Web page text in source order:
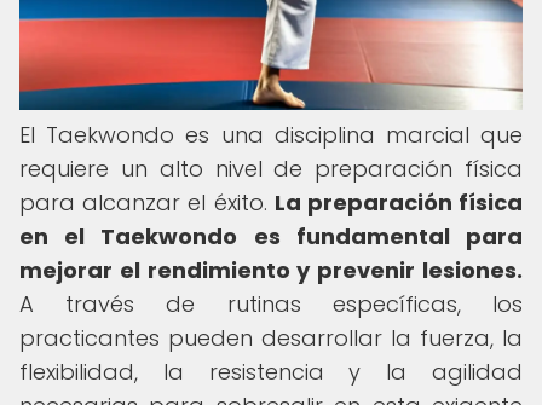
El Taekwondo es una disciplina marcial que
requiere un alto nivel de preparación física
para alcanzar el éxito. La preparación física
en el Taekwondo es fundamental para
mejorar el rendimiento y prevenir lesiones.
A través de rutinas específicas, los
practicantes pueden desarrollar la fuerza, la
flexibilidad, la resistencia y la agilidad